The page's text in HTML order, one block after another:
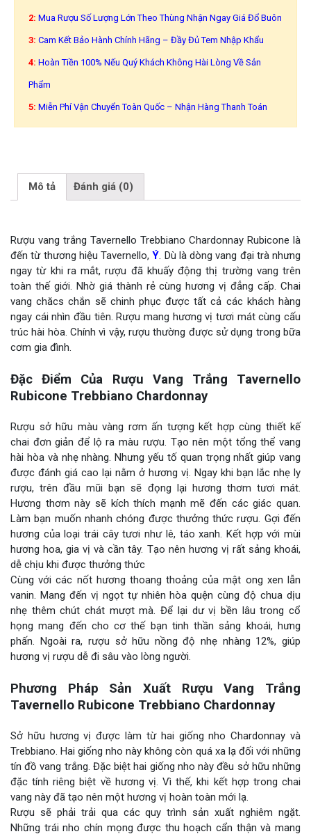
2: Mua Rượu Số Lượng Lớn Theo Thùng Nhận Ngay Giá Đổ Buôn
3: Cam Kết Bảo Hành Chính Hãng – Đầy Đủ Tem Nhập Khẩu
4: Hoàn Tiền 100% Nếu Quý Khách Không Hài Lòng Về Sản
Phẩm
5: Miễn Phí Vận Chuyển Toàn Quốc – Nhận Hàng Thanh Toán
Mô tả Đánh giá (0)
Rượu vang trắng Tavernello Trebbiano Chardonnay Rubicone là
đến từ thương hiệu Tavernello,Ý. Dù là dòng vang đại trà nhưng
ngay từ khi ra mắt, rượu đã khuấy động thị trường vang trên
toàn thế giới. Nhờ giá thành rẻ cùng hương vị đẳng cấp. Chai
vang chăcs chắn sẽ chinh phục được tất cả các khách hàng
ngay cái nhìn đầu tiên. Rượu mang hương vị tươi mát cùng cấu
trúc hài hòa. Chính vì vậy, rượu thường được sử dụng trong bữa
cơm gia đình.
Đặc Điểm Của Rượu Vang Trắng Tavernello
Rubicone Trebbiano Chardonnay
Rượu sở hữu màu vàng rơm ấn tượng kết hợp cùng thiết kế
chai đơn giản để lộ ra màu rượu. Tạo nên một tổng thể vang
hài hòa và nhẹ nhàng. Nhưng yếu tố quan trọng nhất giúp vang
được đánh giá cao lại nằm ở hương vị. Ngay khi bạn lắc nhẹ ly
rượu, trên đầu mũi bạn sẽ đọng lại hương thơm tươi mát.
Hương thơm này sẽ kích thích mạnh mẽ đến các giác quan.
Làm bạn muốn nhanh chóng được thưởng thức rượu. Gợi đến
hương của loại trái cây tươi như lê, táo xanh. Kết hợp với mùi
hương hoa, gia vị và cần tây. Tạo nên hương vị rất sảng khoái,
dễ chịu khi được thưởng thức
Cùng với các nốt hương thoang thoảng của mật ong xen lẫn
vanin. Mang đến vị ngọt tự nhiên hòa quện cùng độ chua dịu
nhẹ thêm chút chát mượt mà. Để lại dư vị bền lâu trong cổ
họng mang đến cho cơ thế bạn tinh thần sảng khoái, hưng
phấn. Ngoài ra, rượu sở hữu nồng độ nhẹ nhàng 12%, giúp
hương vị rượu dễ đi sâu vào lòng người.
Phương Pháp Sản Xuất Rượu Vang Trắng
Tavernello Rubicone Trebbiano Chardonnay
Sở hữu hương vị được làm từ hai giống nho Chardonnay và
Trebbiano. Hai giống nho này không còn quá xa lạ đối với những
tín đồ vang trắng. Đặc biệt hai giống nho này đều sở hữu những
đặc tính riêng biệt về hương vị. Vì thế, khi kết hợp trong chai
vang này đã tạo nên một hương vị hoàn toàn mới lạ.
Rượu sẽ phải trải qua các quy trình sản xuất nghiêm ngặt.
Những trái nho chín mọng được thu hoạch cẩn thận và mang